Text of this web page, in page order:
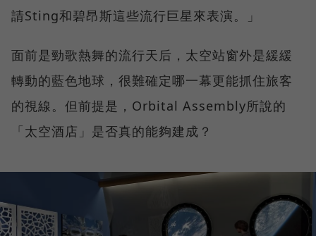
請Sting和碧昂斯這些流行巨星來表演。」
面前是勁歌熱舞的流行天后，太空站窗外是緩緩
轉動的藍色地球，很難確定哪一幕更能抓住旅客
的視線。但前提是，Orbital Assembly所說的
「太空酒店」是否真的能夠建成？